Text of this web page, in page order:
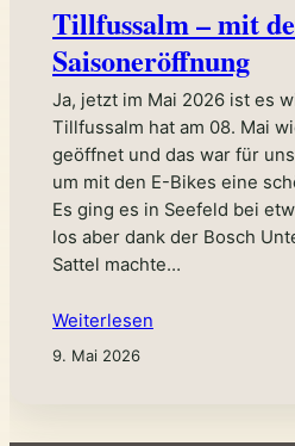
Tillfussalm – mit
Saisoneröffnung
Ja, jetzt im Mai 2026 ist es
Tillfussalm hat am 08. Mai
geöffnet und das war für
um mit den E-Bikes eine
Es ging es in Seefeld bei
los aber dank der Bosch
Sattel machte…
Weiterlesen
9. Mai 2026